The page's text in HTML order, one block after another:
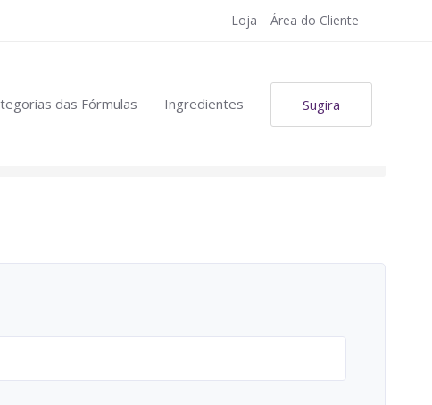
Loja Área do Cliente
das Fórmulas Ingredientes Sugira